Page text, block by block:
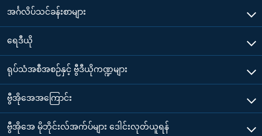
အင်္ဂလိပ်သင်ခန်းစာများ
ရေဒီယို
ရုပ်သံအစီအစဉ်နှင့် ဗွီဒီယိုကဏ္ဍများ
ဗွီအိုအေအကြောင်း
ဗွီအိုအေ မိုဘိုင်းလ်အက်ပ်များ ဒေါင်းလုတ်ယူရန်